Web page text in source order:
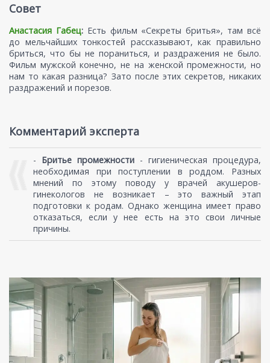
Совет
Анастасия Габец: Есть фильм «Секреты бритья», там всё
до мельчайших тонкостей рассказывают, как правильно
бриться, что бы не пораниться, и раздражения не было.
Фильм мужской конечно, не на женской промежности, но
нам то какая разница? Зато после этих секретов, никаких
раздражений и порезов.
Комментарий эксперта
- Бритье промежности - гигиеническая процедура,
необходимая при поступлении в роддом. Разных
мнений по этому поводу у врачей акушеров-
гинекологов не возникает – это важный этап
подготовки к родам. Однако женщина имеет право
отказаться, если у нее есть на это свои личные
причины.